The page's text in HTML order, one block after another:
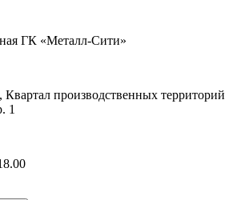
ГК «Металл-Сити»
производственных территорий
1